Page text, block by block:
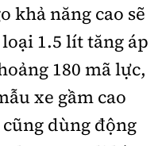
khả năng cao sẽ
1.5 lít tăng áp
180 mã lực,
xe gầm cao
cũng dùng động